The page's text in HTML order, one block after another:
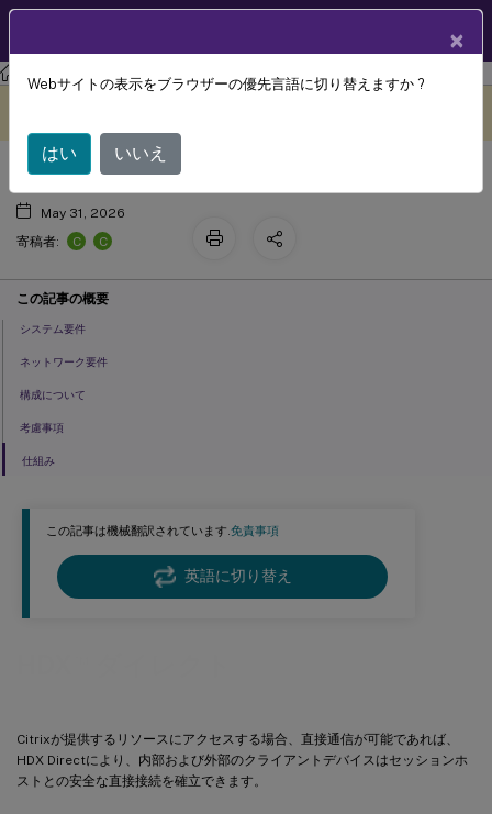
Citrix Virtual Apps and Desktops 7 2402 LTSR
この記事は機械翻訳されています.免責事項
英語に切り替え
Citrixが提供するリソースにアクセスする場合、直接通信が可能であれば、
HDX Directにより、内部および外部のクライアントデバイスはセッションホ
ストとの安全な直接接続を確立できます。
HDX ™ ダイレクト
May 31, 2026
寄稿者:
C C
この記事の概要
システム要件
ネットワーク要件
構成について
考慮事項
仕組み
×
Webサイトの表示をブラウザーの優先言語に切り替えますか ?
はい いいえ